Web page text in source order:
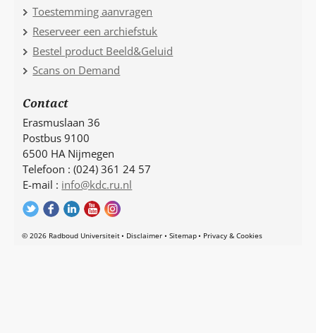
Toestemming aanvragen
Reserveer een archiefstuk
Bestel product Beeld&Geluid
Scans on Demand
Contact
Erasmuslaan 36
Postbus 9100
6500 HA Nijmegen
Telefoon : (024) 361 24 57
E-mail : info@kdc.ru.nl
© 2026 Radboud Universiteit Disclaimer Sitemap Privacy & Cookies